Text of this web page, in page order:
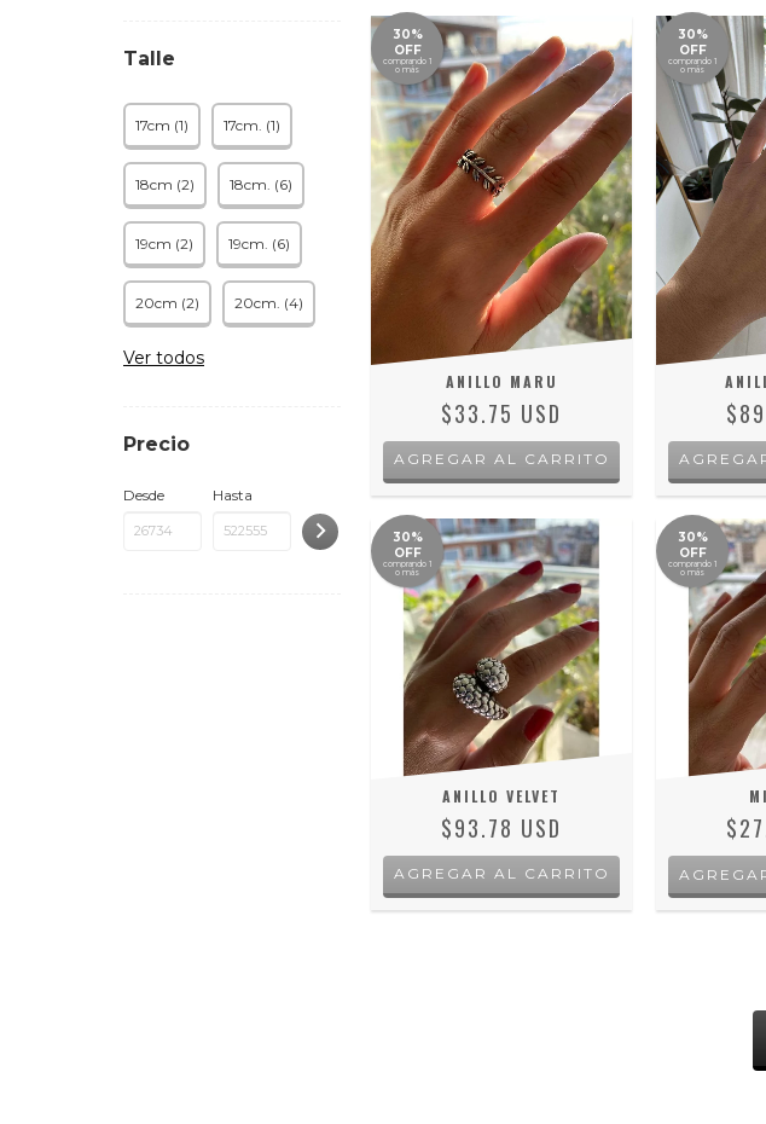
Talle
17cm (1) 17cm. (1)
18cm (2) 18cm. (6)
19cm (2) 19cm. (6)
20cm (2) 20cm. (4)
Ver todos
Precio
Desde Hasta
30%
OFF
comprando 1
o más
ANILLO MARU
$33.75 USD
AGREGAR AL CARRITO
30%
OFF
comprando 1
o más
30%
OFF
comprando 1
o más
ANILLO VELVET
$93.78 USD
AGREGAR AL CARRITO
30%
OFF
comprando 1
o más